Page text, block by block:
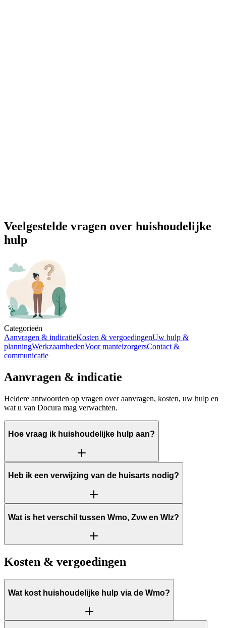
Veelgestelde vragen over huishoudelijke
hulp
Categorieën
Aanvragen & indicatieKosten & vergoedingenUw hulp &
planningWerkzaamhedenVoor mantelzorgersContact &
communicatie
Aanvragen & indicatie
Heldere antwoorden op vragen over aanvragen, kosten, uw hulp en
wat u van Docura mag verwachten.
Hoe vraag ik huishoudelijke hulp aan?
Heb ik een verwijzing van de huisarts nodig?
Wat is het verschil tussen Wmo, Zvw en Wlz?
Kosten & vergoedingen
Wat kost huishoudelijke hulp via de Wmo?